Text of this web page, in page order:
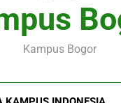
Kampus Bogor